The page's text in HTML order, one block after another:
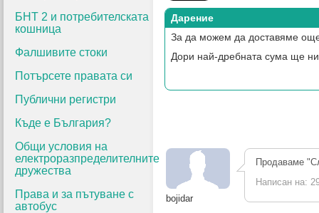
БНТ 2 и потребителската
кошница
Фалшивите стоки
Потърсете правата си
Публични регистри
Къде е България?
Общи условия на
електроразпределителните
дружества
Права и за пътуване с
автобус
Дарение
За да можем да доставяме
Дори най-дребната сума ще
bojidar
Продаваме
Написан на: